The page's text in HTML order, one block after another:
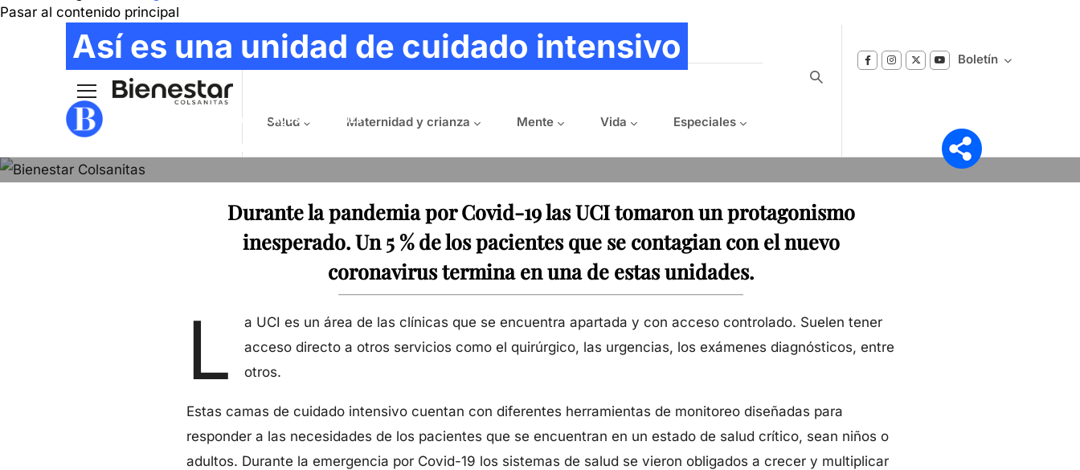
Pasar al contenido principal
Main navigation
Salud Maternidad y crianza Mente Vida Especiales
Boletín
Suscríbase a nuestro boletín
Reciba notificaciones sobre los temas de
Bienestar que le interesan.
Síganos en
Así es una unidad de cuidado intensivo
COLSANITAS - BIENESTAR - Agosto 25, 2021
LEONARDO PARRA
Durante la pandemia por Covid-19 las UCI tomaron un protagonismo
inesperado. Un 5 % de los pacientes que se contagian con el nuevo
coronavirus termina en una de estas unidades.
L
a UCI es un área de las clínicas que se encuentra apartada y con acceso controlado. Suelen tener
acceso directo a otros servicios como el quirúrgico, las urgencias, los exámenes diagnósticos, entre
otros.
Estas camas de cuidado intensivo cuentan con diferentes herramientas de monitoreo diseñadas para
responder a las necesidades de los pacientes que se encuentran en un estado de salud crítico, sean niños o
adultos. Durante la emergencia por Covid-19 los sistemas de salud se vieron obligados a crecer y multiplicar